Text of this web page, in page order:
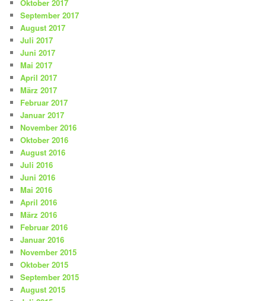
Oktober 2017
September 2017
August 2017
Juli 2017
Juni 2017
Mai 2017
April 2017
März 2017
Februar 2017
Januar 2017
November 2016
Oktober 2016
August 2016
Juli 2016
Juni 2016
Mai 2016
April 2016
März 2016
Februar 2016
Januar 2016
November 2015
Oktober 2015
September 2015
August 2015